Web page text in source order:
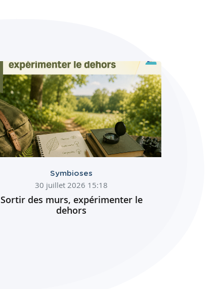
Symbioses
30 juillet 2026 15:18
Sortir des murs, expérimenter le
dehors